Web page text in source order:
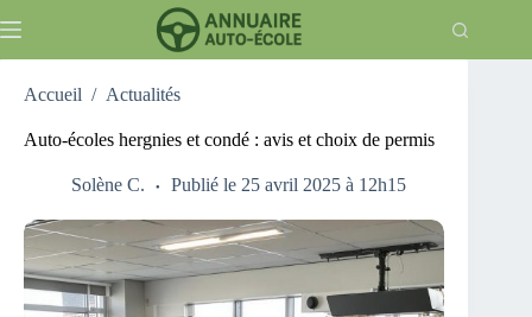
au
Accueil / Actualités
Auto-écoles hergnies et condé : avis et choix de permis
Solène C. Publié le 25 avril 2025 à 12h15